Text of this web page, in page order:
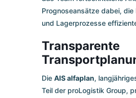
Prognoseansätze dabei, die
und Lagerprozesse
Transparente
Die AIS alfaplan,
Teil der proLogistik Group,